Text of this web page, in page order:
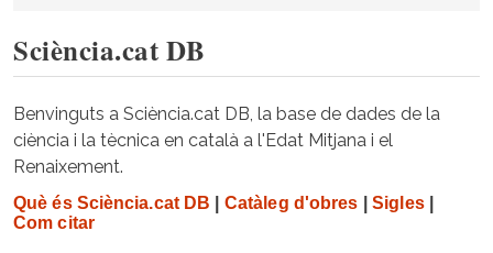
Sciència.cat DB
Benvinguts a Sciència.cat DB, la base de dades de la
ciència i la tècnica en català a l'Edat Mitjana i el
Renaixement.
Què és Sciència.cat DB Catàleg d'obres Sigles|
Com citar